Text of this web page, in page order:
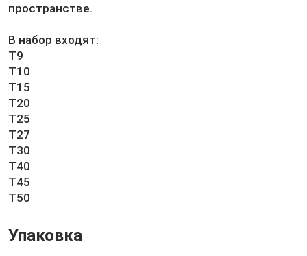
пространстве.
В набор входят:
T9
T10
T15
T20
T25
T27
T30
T40
T45
T50
Упаковка